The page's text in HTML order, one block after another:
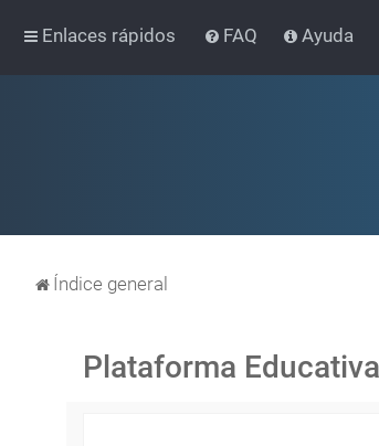
Enlaces rápidos FAQ Ayuda
Índice general
Plataforma